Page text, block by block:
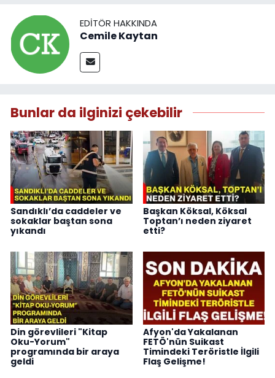
EDITÖR HAKKINDA
Cemile Kaytan
Bunlar da ilginizi çekebilir
Sandıklı’da caddeler ve
sokaklar baştan sona
yıkandı
Başkan Köksal, Köksal
Toptan’ı neden ziyaret
etti?
Din görevlileri "Kitap
Oku-Yorum"
programında bir araya
geldi
Afyon'da Yakalanan
FETÖ'nün Suikast
Timindeki Teröristle İlgili
Flaş Gelişme!